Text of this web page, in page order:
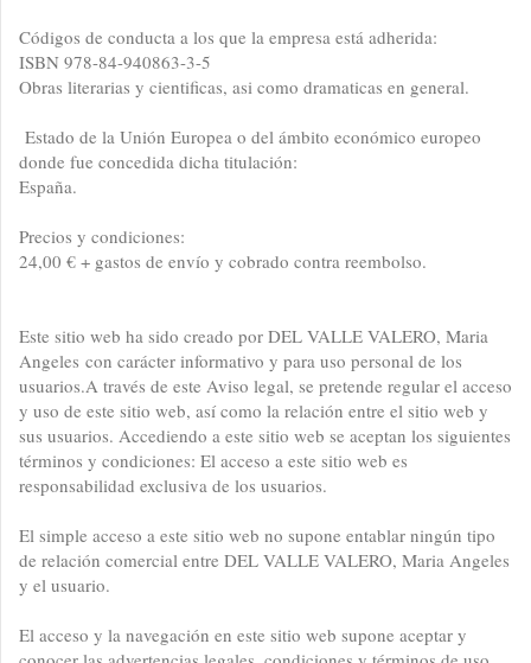
Códigos de conducta a los que la empresa está adherida:
ISBN 978-84-940863-3-5
Obras literarias y cientificas, asi como dramaticas en general.
Estado de la Unión Europea o del ámbito económico europeo
donde fue concedida dicha titulación:
España.
Precios y condiciones:
24,00 € + gastos de envío y cobrado contra reembolso.
Este sitio web ha sido creado por DEL VALLE VALERO, Maria
Angeles con carácter informativo y para uso personal de los
usuarios.A través de este Aviso legal, se pretende regular el acceso
y uso de este sitio web, así como la relación entre el sitio web y
sus usuarios. Accediendo a este sitio web se aceptan los siguientes
términos y condiciones: El acceso a este sitio web es
responsabilidad exclusiva de los usuarios.
El simple acceso a este sitio web no supone entablar ningún tipo
de relación comercial entre DEL VALLE VALERO, Maria Angeles
y el usuario.
El acceso y la navegación en este sitio web supone aceptar y